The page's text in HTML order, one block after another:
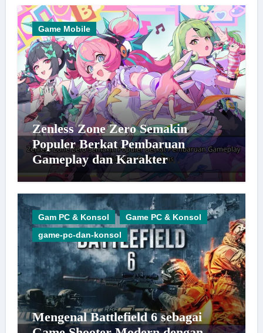
Game Mobile
Zenless Zone Zero Semakin
Populer Berkat Pembaruan
Gameplay dan Karakter
Berkualitas
Gam PC & Konsol
Game PC & Konsol
game-pc-dan-konsol
Mengenal Battlefield 6 sebagai